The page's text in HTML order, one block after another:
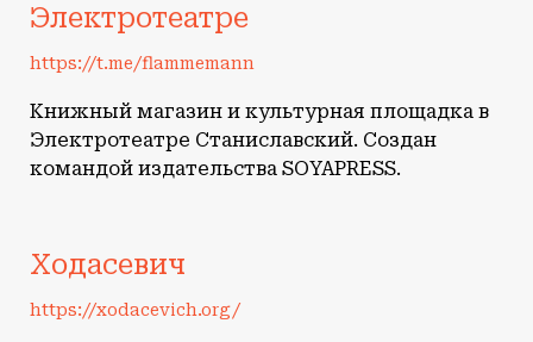
Электротеатре
https://t.me/flammemann
Книжный магазин и культурная площадка в
Электротеатре Станиславский. Создан
командой издательства SOYAPRESS.
Ходасевич
https://xodacevich.org/